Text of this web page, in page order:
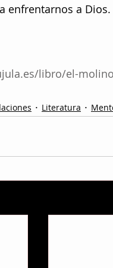
enfrentarnos a Dios.
libro/el-
Literatura